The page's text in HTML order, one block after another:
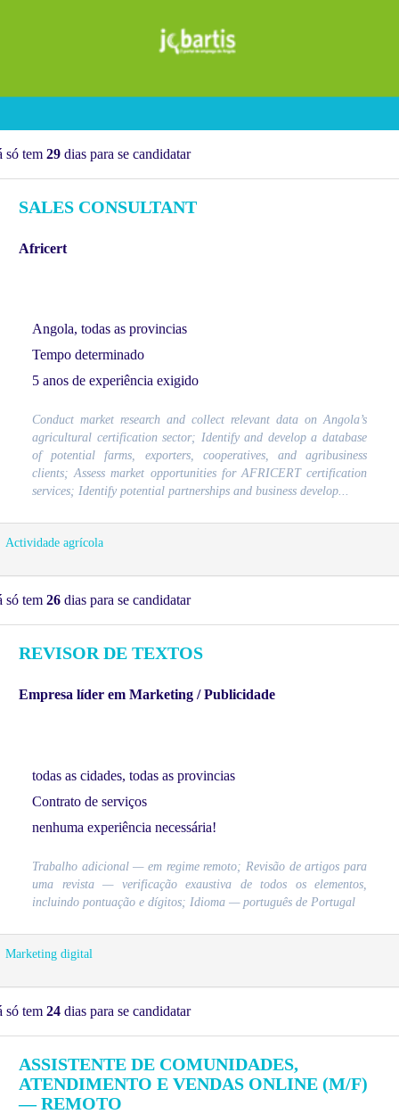
só tem 29 dias para se candidatar
SALES CONSULTANT
Africert
Angola, todas as provincias
Tempo determinado
5 anos de experiência exigido
Conduct market research and collect relevant data on Angola’s
agricultural certification sector; Identify and develop a database
of potential farms, exporters, cooperatives, and agribusiness
clients; Assess market opportunities for AFRICERT certification
services; Identify potential partnerships and business develop...
Actividade agrícola
só tem 26 dias para se candidatar
REVISOR DE TEXTOS
Empresa líder em Marketing / Publicidade
todas as cidades, todas as provincias
Contrato de serviços
nenhuma experiência necessária!
Trabalho adicional — em regime remoto; Revisão de artigos para
uma revista — verificação exaustiva de todos os elementos,
incluindo pontuação e dígitos; Idioma — português de Portugal
Marketing digital
só tem 24 dias para se candidatar
ASSISTENTE DE COMUNIDADES,
ATENDIMENTO E VENDAS ONLINE (M/F)
— REMOTO